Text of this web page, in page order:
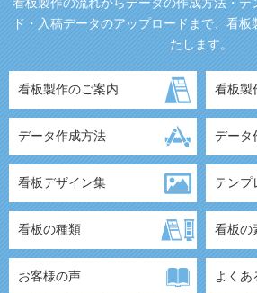
ド・入稿データのアップロードまで、看
たします。
看板製作のご案内 看板製
データ作成方法 データ
看板デザイン集 テンプ
看板の種類 看板の
お客様の声 よくあ